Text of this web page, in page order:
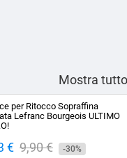
Mostra tutto
per Ritocco Sopraffina
Lefranc Bourgeois ULTIMO
€ Prezzo
9,90 € -30%